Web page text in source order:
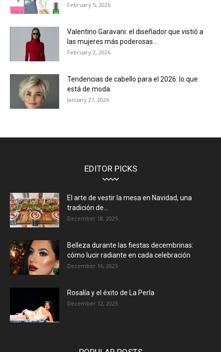
February 5, 2026
Valentino Garavani: el diseñador que vistió a
las mujeres más poderosas...
February 2, 2026
Tendencias de cabello para el 2026: lo que
está de moda
January 27, 2026
EDITOR PICKS
El arte de vestir la mesa en Navidad, una
tradición de...
December 18, 2025
Belleza durante las fiestas decembrinas:
cómo lucir radiante en cada celebración
December 16, 2025
Rosalía y el éxito de La Perla
December 12, 2025